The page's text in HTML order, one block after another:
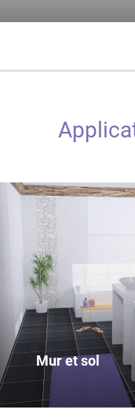
Mur et sol